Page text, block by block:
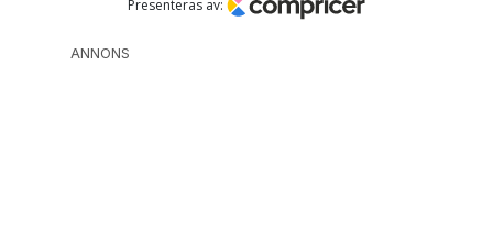
ANNONS